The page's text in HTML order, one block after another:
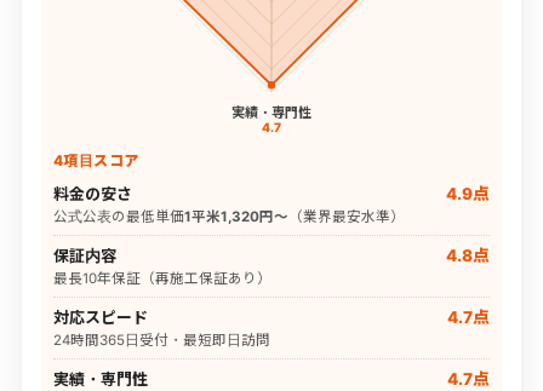
実績・専門性
4.7
4項目スコア
料金の安さ 4.9点
公式公表の最低単価1平米1,320円〜 （業界最安水準）
保証内容 4.8点
最長10年保証（再施工保証あり）
対応スピード 4.7点
24時間365日受付・最短即日訪問
実績・専門性 4.7点